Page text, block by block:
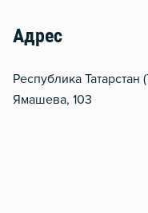
Адрес
Республика Татарстан
Ямашева, 103